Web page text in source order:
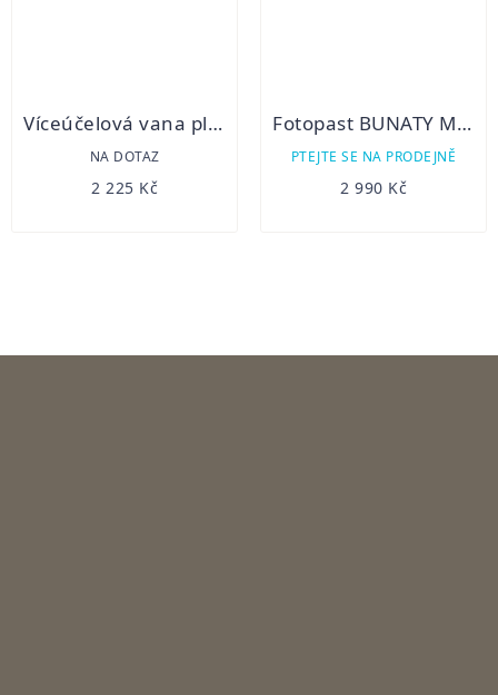
Víceúčelová vana plastová -Parforce
NA DOTAZ
2 225 Kč
Fotopast BUNATY Mini full HD
PTEJTE SE NA PRODEJNĚ
2 990 Kč